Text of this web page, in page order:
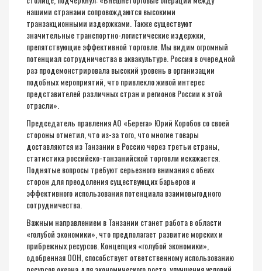
нашими странами сопровождаются высокими
транзакционными издержками. Также существуют
значительные транспортно-логистические издержки,
препятствующие эффективной торговле. Мы видим огромный
потенциал сотрудничества в аквакультуре. Россия в очередной
раз продемонстрировала высокий уровень в организации
подобных мероприятий, что привлекло живой интерес
представителей различных стран и регионов России к этой
отрасли».
Председатель правления АО «Берега» Юрий Коробов со своей
стороны отметил, что из-за того, что многие товары
доставляются из Танзании в Россию через третьи страны,
статистика российско-танзанийской торговли искажается.
Поднятые вопросы требуют серьезного внимания с обеих
сторон для преодоления существующих барьеров и
эффективного использования потенциала взаимовыгодного
сотрудничества.
Важным направлением в Танзании станет работа в области
«голубой экономики», что предполагает развитие морских и
прибрежных ресурсов. Концепция «голубой экономики»,
одобренная ООН, способствует ответственному использованию